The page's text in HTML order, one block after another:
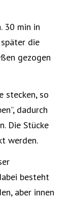
30 min in
die
gezogen
stecken, so
dadurch
Die Stücke
werden.
besteht
aber innen